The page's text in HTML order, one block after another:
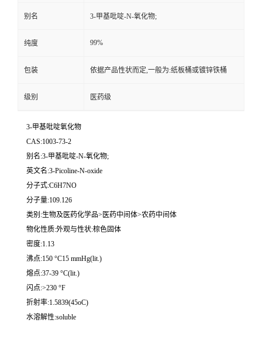
别名 3-甲基吡啶-N-氧化物;
纯度 99%
包装 依据产品性状而定,一般为:纸板桶或镀锌铁桶
级别 医药级
3-甲基吡啶氧化物
CAS:1003-73-2
别名:3-甲基吡啶-N-氧化物;
英文名:3-Picoline-N-oxide
分子式:C6H7NO
分子量:109.126
类别:生物及医药化学品>医药中间体>农药中间体
物化性质:外观与性状:棕色固体
密度:1.13
沸点:150 °C15 mmHg(lit.)
熔点:37-39 °C(lit.)
闪点:>230 °F
折射率:1.5839(45oC)
水溶解性:soluble